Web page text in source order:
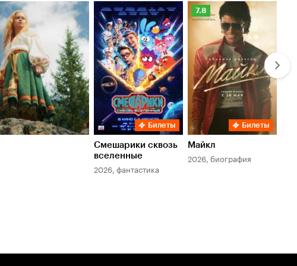
Билеты
Смешарики сквозь
вселенные
2026, фантастика
Рейтинг
Кинопоиска
7.8
Билеты
Майкл
2026, биография